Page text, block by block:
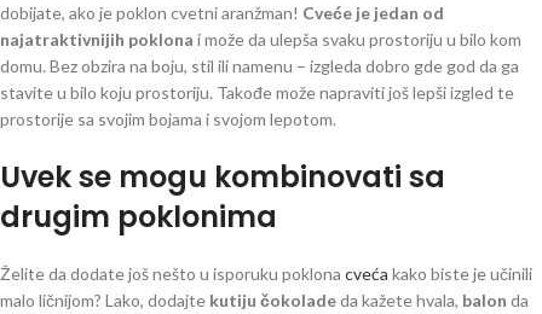
dobijate, ako je poklon cvetni aranžman! Cveće je jedan od
najatraktivnijih poklona i može da ulepša svaku prostoriju u bilo kom
domu. Bez obzira na boju, stil ili namenu – izgleda dobro gde god da ga
stavite u bilo koju prostoriju. Takođe može napraviti još lepši izgled te
prostorije sa svojim bojama i svojom lepotom.
Uvek se mogu kombinovati sa
drugim poklonima
Želite da dodate još nešto u isporuku poklona cveća kako biste je učinili
malo ličnijom? Lako, dodajte kutiju čokoladeda kažete hvala, balon da